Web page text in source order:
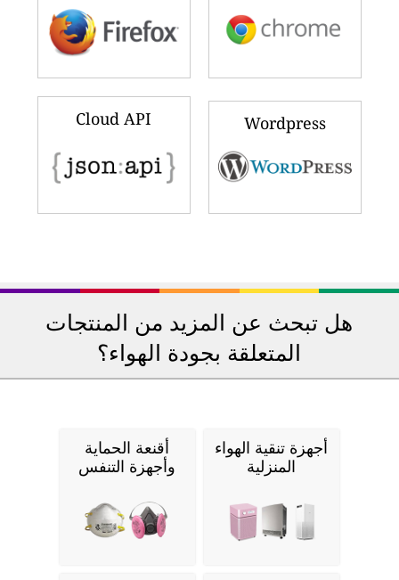
Wordpress
Cloud API
هل تبحث عن المزيد من المنتجات
المتعلقة بجودة الهواء؟
أجهزة تنقية الهواء
المنزلية
أقنعة الحماية
وأجهزة التنفس